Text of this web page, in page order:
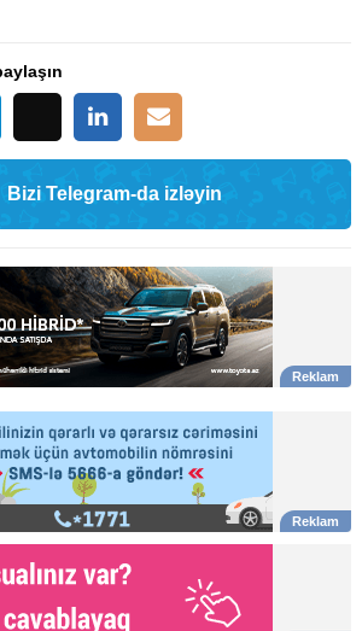
Bizi Telegram-da izləyin